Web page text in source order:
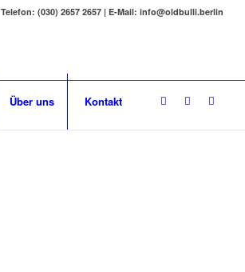
Telefon: (030) 2657 2657 | E-Mail: info@oldbulli.berlin
Über uns Kontakt